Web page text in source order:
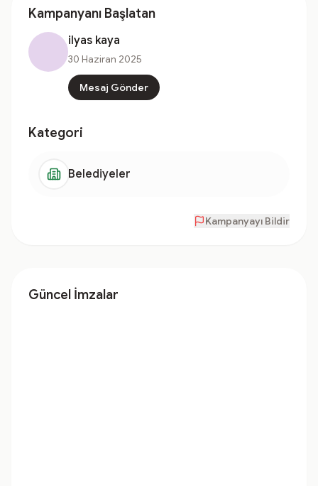
Kampanyanı Başlatan
ilyas kaya
30 Haziran 2025
Mesaj Gönder
Kategori
Belediyeler
Kampanyayı Bildir
Güncel İmzalar